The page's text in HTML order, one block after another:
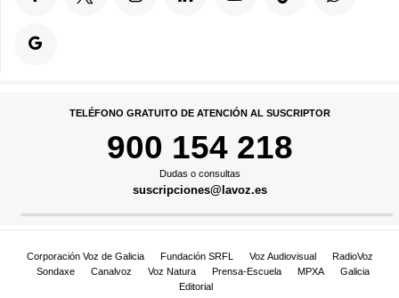
TELÉFONO GRATUITO DE ATENCIÓN AL SUSCRIPTOR
900 154 218
Dudas o consultas
suscripciones@lavoz.es
Corporación Voz de Galicia Fundación SRFL Voz Audiovisual
RadioVoz
Sondaxe
Canalvoz Voz Natura Prensa-Escuela MPXA
Galicia
Editorial